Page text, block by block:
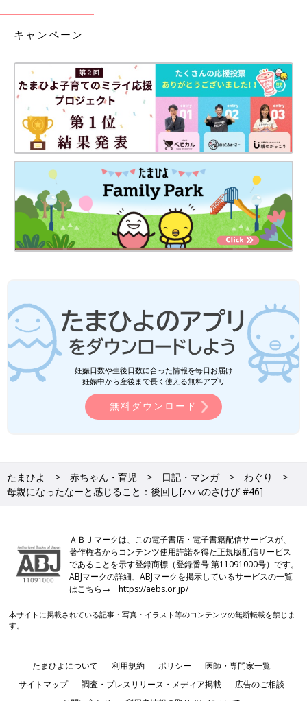
キャンペーン
妊娠日数や生後日数に合った情報を毎日お届け
妊娠中から産後まで長く使える無料アプリ
無料ダウンロード
たまひよ 赤ちゃん・育児 日記・マンガ
わぐり
母親になったなーと感じること：後回し[ハハのさけび #46]
ＡＢＪマークは、この電子書店・電子書籍配信サービスが、
著作権者からコンテンツ使用許諾を得た正規版配信サービス
であることを示す登録商標（登録番号 第11091000号）です。
ABJマークの詳細、ABJマークを掲示しているサービスの一覧
はこちら→https://aebs.or.jp/
本サイトに掲載されている記事・写真・イラスト等のコンテンツの無断転載を禁じま
す。
たまひよについて 利用規約 ポリシー
医師・専門家一覧
サイトマップ
調査・プレスリリース・メディア掲載
広告のご相談